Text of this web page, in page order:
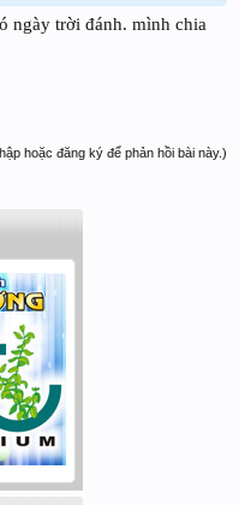
ngày trời đánh. mình chia
hoặc đăng ký để phản hồi bài này.)